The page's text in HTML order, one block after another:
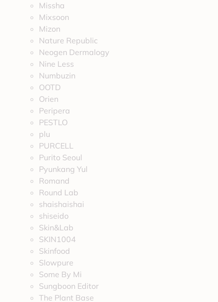
Missha
Mixsoon
Mizon
Nature Republic
Neogen Dermalogy
Nine Less
Numbuzin
OOTD
Orien
Peripera
PESTLO
plu
PURCELL
Purito Seoul
Pyunkang Yul
Romand
Round Lab
shaishaishai
shiseido
Skin&Lab
SKIN1004
Skinfood
Slowpure
Some By Mi
Sungboon Editor
The Plant Base